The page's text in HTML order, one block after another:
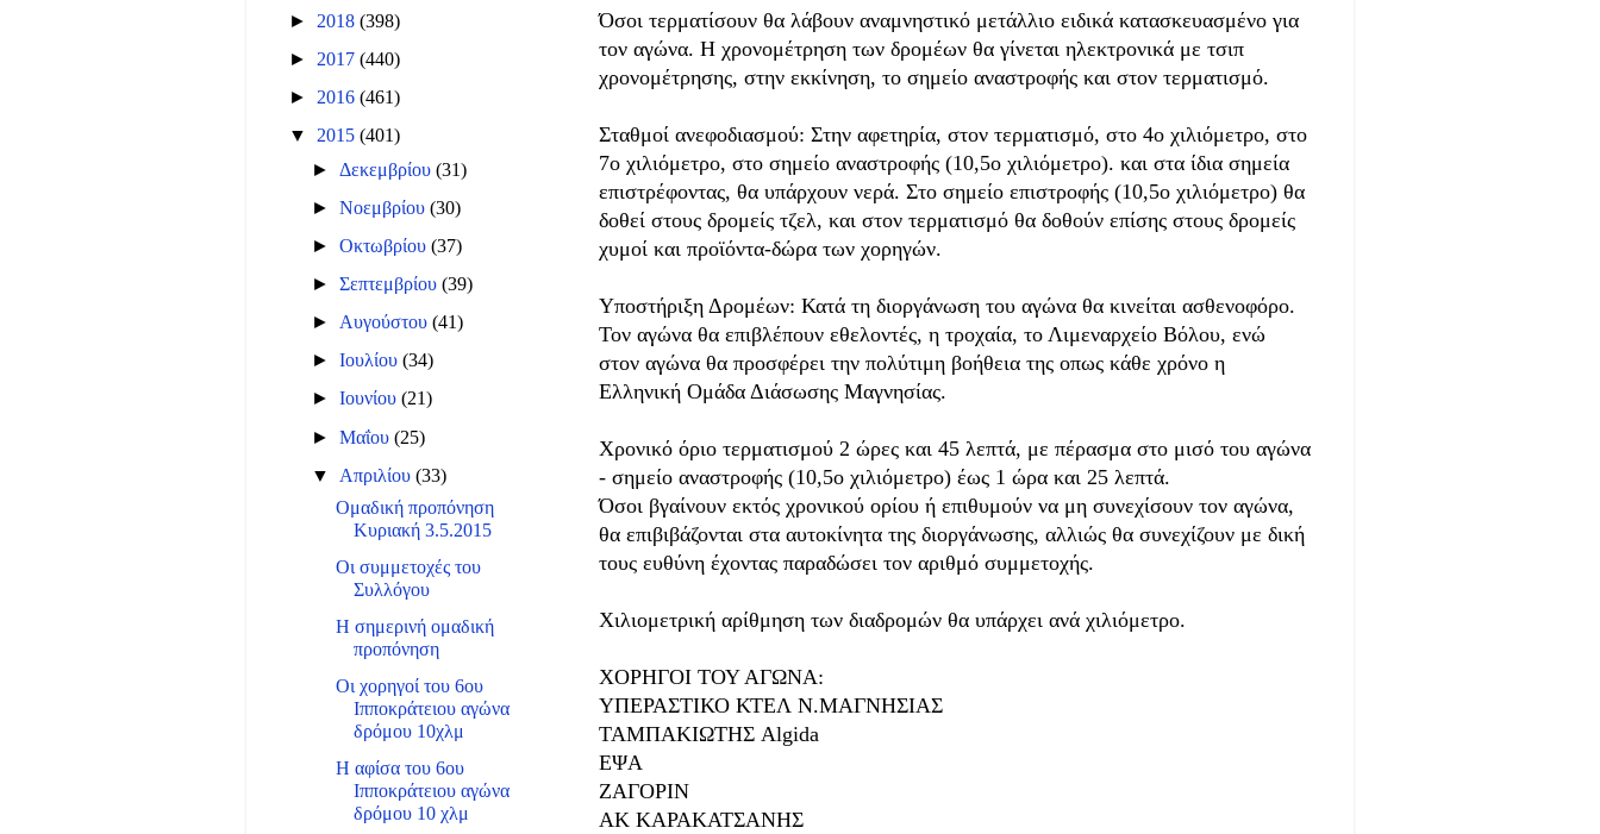
Όσοι τερματίσουν θα λάβουν αναμνηστικό μετάλλιο ειδικά κατασκευασμένο για
τον αγώνα. Η χρονομέτρηση των δρομέων θα γίνεται ηλεκτρονικά με τσιπ
χρονομέτρησης, στην εκκίνηση, το σημείο αναστροφής και στον τερματισμό.
Σταθμοί ανεφοδιασμού: Στην αφετηρία, στον τερματισμό, στο 4ο χιλιόμετρο, στο
7ο χιλιόμετρο, στο σημείο αναστροφής (10,5ο χιλιόμετρο). και στα ίδια σημεία
επιστρέφοντας, θα υπάρχουν νερά. Στο σημείο επιστροφής (10,5ο χιλιόμετρο) θα
δοθεί στους δρομείς τζελ, και στον τερματισμό θα δοθούν επίσης στους δρομείς
χυμοί και προϊόντα-δώρα των χορηγών.
Υποστήριξη Δρομέων: Κατά τη διοργάνωση του αγώνα θα κινείται ασθενοφόρο.
Τον αγώνα θα επιβλέπουν εθελοντές, η τροχαία, το Λιμεναρχείο Βόλου, ενώ
στον αγώνα θα προσφέρει την πολύτιμη βοήθεια της οπως κάθε χρόνο η
Ελληνική Ομάδα Διάσωσης Μαγνησίας.
Χρονικό όριο τερματισμού 2 ώρες και 45 λεπτά, με πέρασμα στο μισό του αγώνα
- σημείο αναστροφής (10,5ο χιλιόμετρο) έως 1 ώρα και 25 λεπτά.
Όσοι βγαίνουν εκτός χρονικού ορίου ή επιθυμούν να μη συνεχίσουν τον αγώνα,
θα επιβιβάζονται στα αυτοκίνητα της διοργάνωσης, αλλιώς θα συνεχίζουν με δική
τους ευθύνη έχοντας παραδώσει τον αριθμό συμμετοχής.
Χιλιομετρική αρίθμηση των διαδρομών θα υπάρχει ανά χιλιόμετρο.
ΧΟΡΗΓΟΙ ΤΟΥ ΑΓΩΝΑ:
ΥΠΕΡΑΣΤΙΚΟ ΚΤΕΛ Ν.ΜΑΓΝΗΣΙΑΣ
ΤΑΜΠΑΚΙΩΤΗΣ Algida
ΕΨΑ
ΖΑΓΟΡΙΝ
ΑΚ ΚΑΡΑΚΑΤΣΑΝΗΣ
► 2018 (398)
► 2017 (440)
► 2016 (461)
▼ 2015 (401)
► Δεκεμβρίου(31)
►Νοεμβρίου(30)
►Οκτωβρίου(37)
►Σεπτεμβρίου(39)
► Αυγούστου(41)
►Ιουλίου(34)
►Ιουνίου(21)
►Μαΐου(25)
▼ Απριλίου(33)
Ομαδική προπόνηση
Κυριακή 3.5.2015
Οι συμμετοχές του
Συλλόγου
Η σημερινή ομαδική
προπόνηση
Οι χορηγοί του 6ου
Ιπποκράτειου αγώνα
δρόμου 10χλμ
Η αφίσα του 6ου
Ιπποκράτειου αγώνα
δρόμου 10 χλμ